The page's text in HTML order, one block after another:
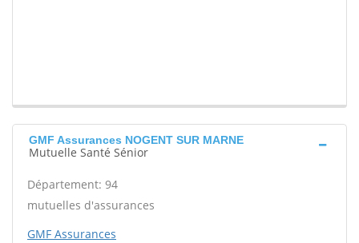
GMF Assurances NOGENT SUR MARNE
Mutuelle Santé Sénior
Département: 94
mutuelles d'assurances
GMF Assurances